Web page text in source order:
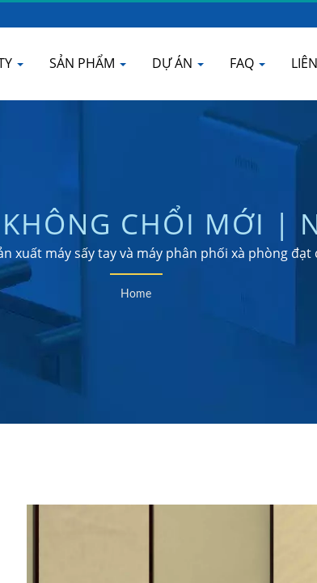
SẢN PHẨM DỰ ÁN FAQ
CHỔI MỚI |
SƯỞI ĐIỀU KHIỂN TỪ
xuất máy sấy tay và máy phân phối xà phòng đạt
Home